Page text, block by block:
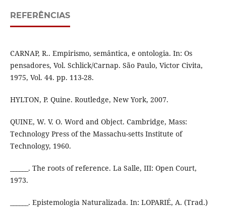
REFERÊNCIAS
CARNAP, R.. Empirismo, semântica, e ontologia. In: Os
pensadores, Vol. Schlick/Carnap. São Paulo, Victor Civita,
1975, Vol. 44. pp. 113-28.
HYLTON, P. Quine. Routledge, New York, 2007.
QUINE, W. V. O. Word and Object. Cambridge, Mass:
Technology Press of the Massachu-setts Institute of
Technology, 1960.
______. The roots of reference. La Salle, III: Open Court,
1973.
______. Epistemologia Naturalizada. In: LOPARIÉ, A. (Trad.)